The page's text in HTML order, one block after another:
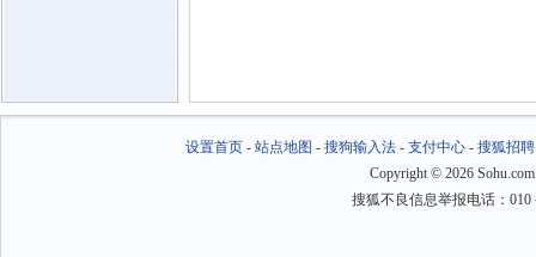
设置首页- 站点地图 - 搜狗输入法- 支付中心- 搜狐招聘
Copyright © 2026
搜狐不良信息举报电话：010